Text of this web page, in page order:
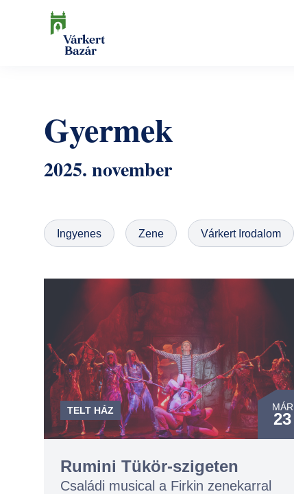
Gyermek
2025. november
Ingyenes Zene Várkert Irodalom
MÁR
23
TELT HÁZ
Rumini Tükör-szigeten
Családi musical a Firkin zenekarral